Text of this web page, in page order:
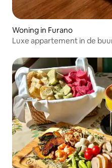
Woning in Furano
Luxe appartement in de